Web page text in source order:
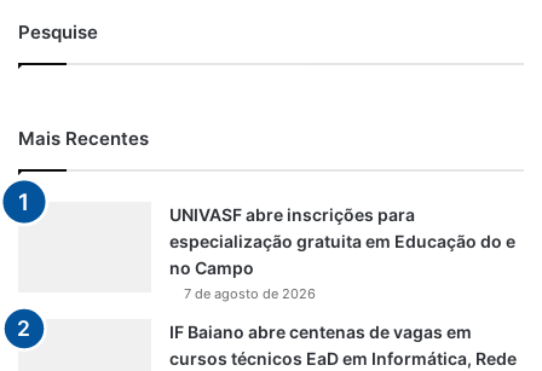
Pesquise
Mais Recentes
UNIVASF abre inscrições para
especialização gratuita em Educação do e
no Campo
7 de agosto de 2026
IF Baiano abre centenas de vagas em
cursos técnicos EaD em Informática, Rede